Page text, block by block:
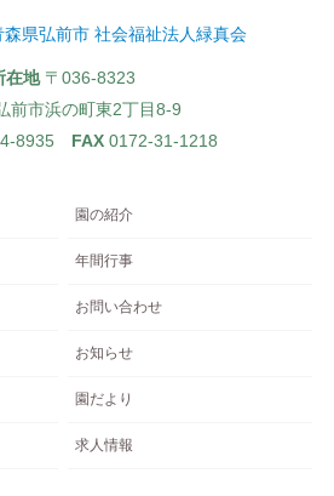
在地〒036-8323
前市浜の町東2丁目8-9
8935 FAX0172-31-1218
園の紹介
年間行事
お問い合わせ
お知らせ
園だより
求人情報